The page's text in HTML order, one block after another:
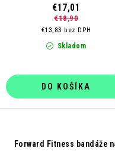
Skladom
€13,83 bez DPH
€17,01
€18,90
DO KOŠÍKA
Forward Fitness bandáže